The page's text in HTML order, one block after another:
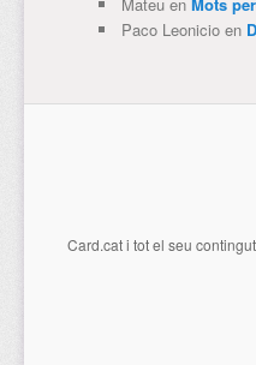
Paco Leonicioen
Card.cati tot el seu